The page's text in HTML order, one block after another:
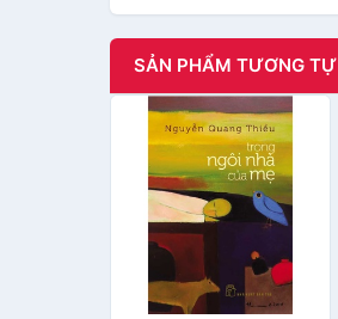
SẢN PHẨM TƯƠNG TỰ